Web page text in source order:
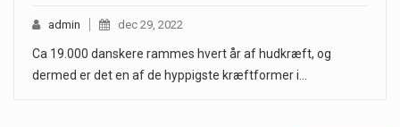
admin dec 29, 2022
Ca 19.000 danskere rammes hvert år af hudkræft, og
dermed er det en af de hyppigste kræftformer i…